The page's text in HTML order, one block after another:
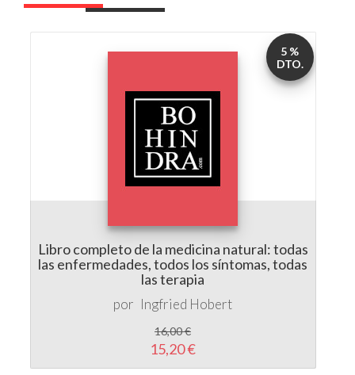
las enfermedades, todos los síntomas, todas
las terapia
por Ingfried Hobert
15,20 €